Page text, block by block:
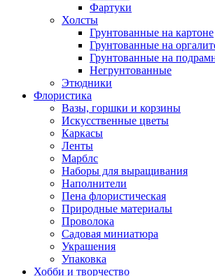
Фартуки
Холсты
Грунтованные на картоне
Грунтованные на
Грунтованные на
Негрунтованные
Этюдники
Флористика
Вазы, горшки и корзины
Искусственные цветы
Каркасы
Ленты
Марблс
Наборы для выращивания
Наполнители
Пена флористическая
Природные материалы
Проволока
Садовая миниатюра
Украшения
Упаковка
Хобби и творчество